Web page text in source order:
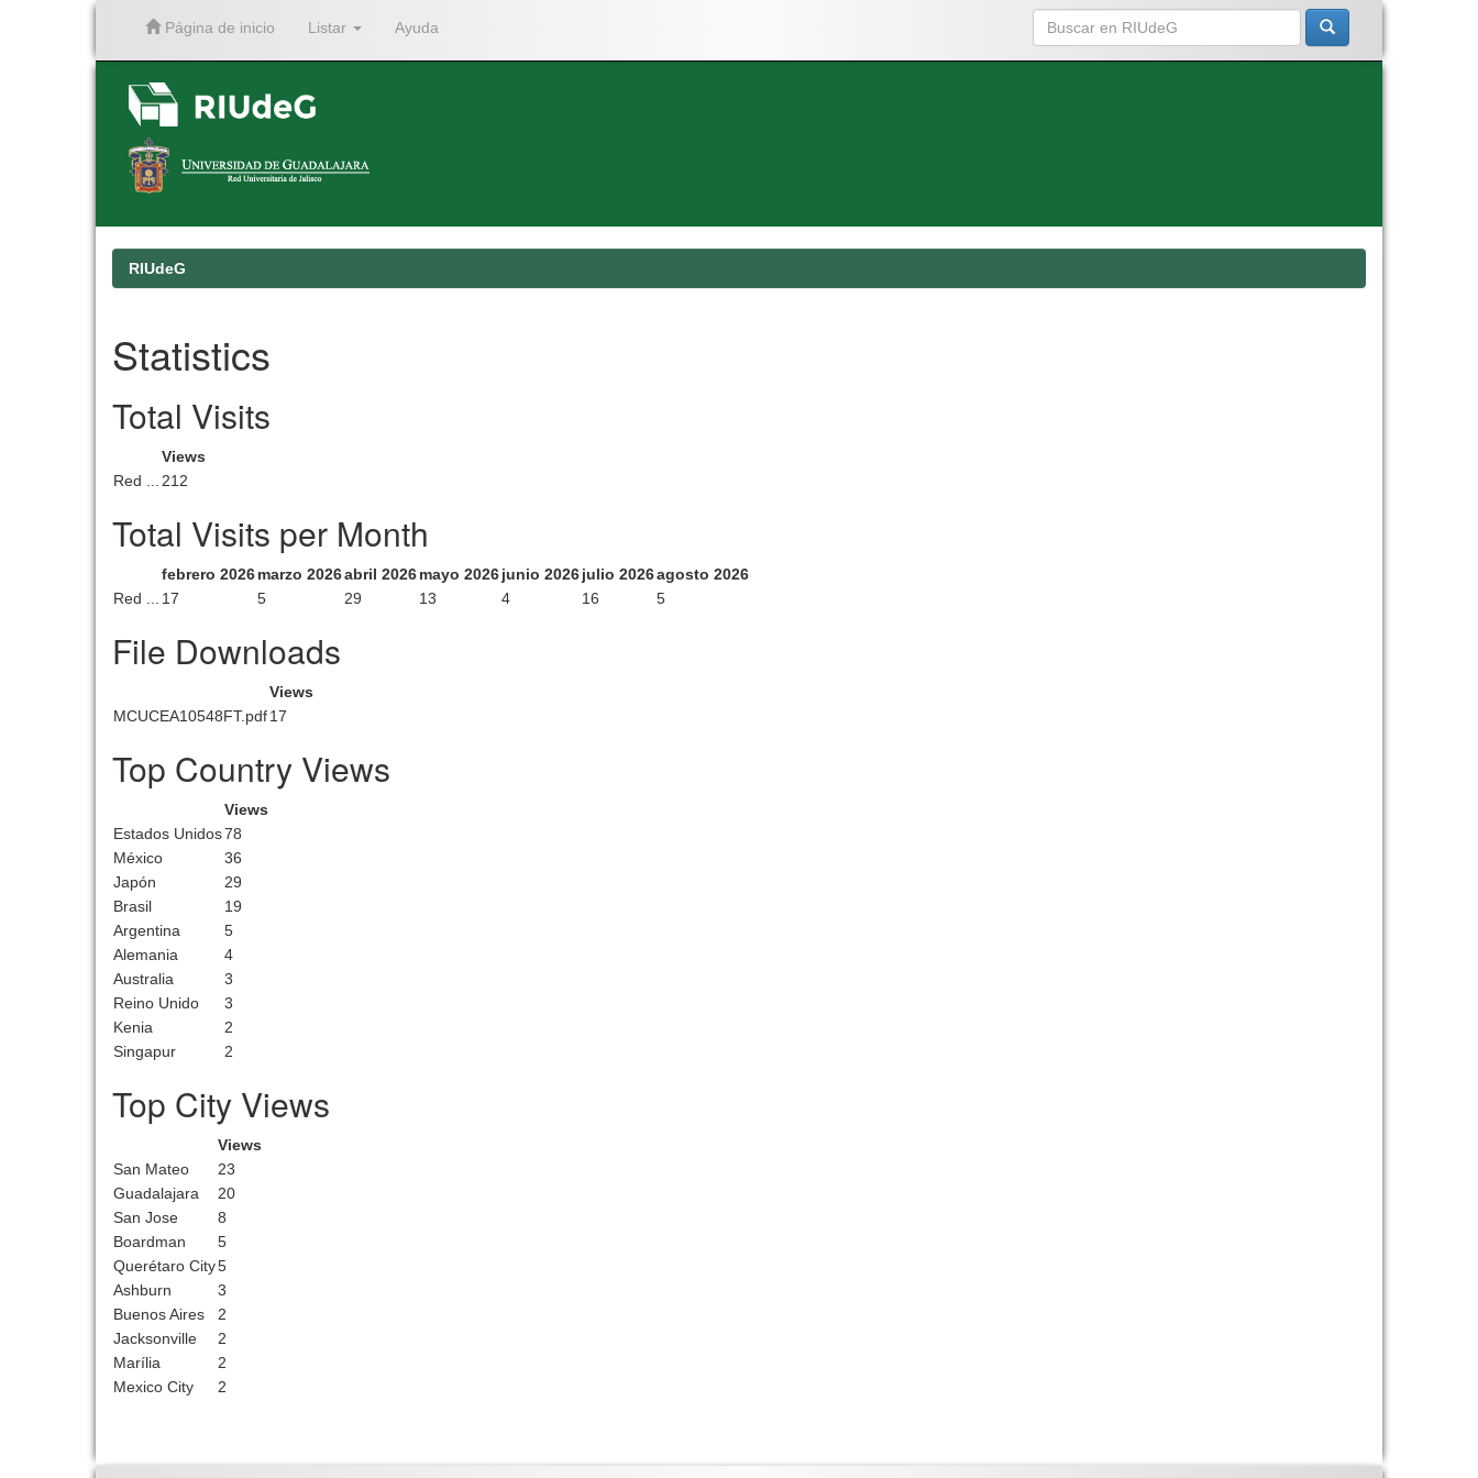
Página de inicio Listar Ayuda
RIUdeG
Statistics
Total Visits
Views
Red ...
212
Total Visits per Month
febrero 2026marzo 2026abril 2026mayo 2026junio 2026julio 2026agosto 2026
Red ...
17 5 29 13 4 16 5
File Downloads
Views
MCUCEA10548FT.pdf17
Top Country Views
Views
Estados Unidos78
México
36
Japón
29
Brasil
19
Argentina
5
Alemania
4
Australia
3
Reino Unido
3
Kenia
2
Singapur
2
Top City Views
Views
San Mateo
23
Guadalajara
20
San Jose
8
Boardman
5
Querétaro City5
Ashburn
3
Buenos Aires
2
Jacksonville
2
Marília
2
Mexico City
2